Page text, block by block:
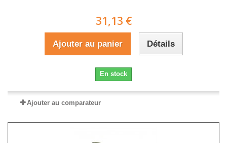
31,13 €
Ajouter au panier Détails
En stock
Ajouter au comparateur